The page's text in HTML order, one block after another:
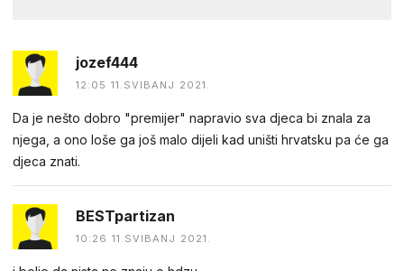
jozef444
12:05 11.SVIBANJ 2021.
Da je nešto dobro "premijer" napravio sva djeca bi znala za
njega, a ono loše ga još malo dijeli kad uništi hrvatsku pa će ga
djeca znati.
BESTpartizan
10:26 11.SVIBANJ 2021.